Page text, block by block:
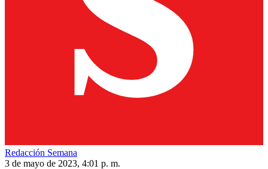
Redacción Semana
3 de mayo de 2023, 4:01 p. m.